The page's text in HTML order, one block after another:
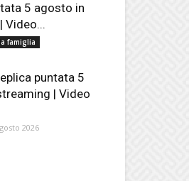
5 agosto in
Video...
famiglia
puntata 5
| Video
2026